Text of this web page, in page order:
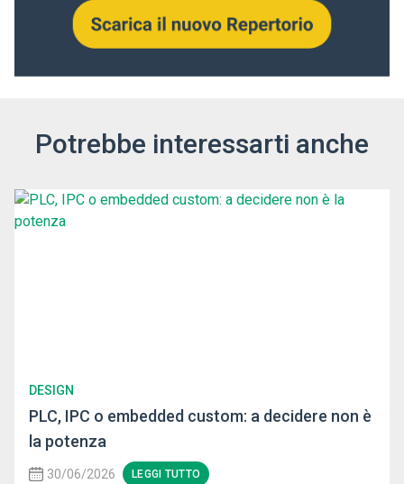
Potrebbe interessarti anche
DESIGN
PLC, IPC o embedded custom: a decidere non è
la potenza
30/06/2026 LEGGI TUTTO